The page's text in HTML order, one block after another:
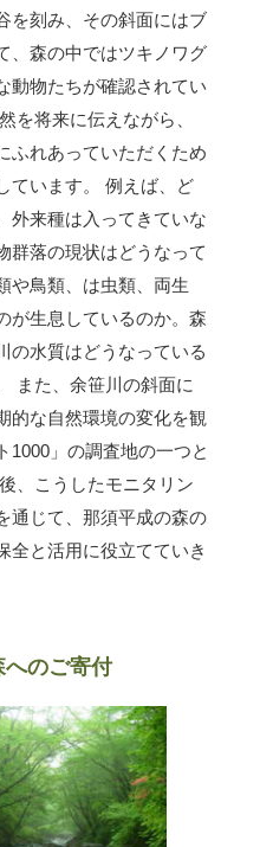
を刻み、その斜面にはブ
、森の中ではツキノワグ
動物たちが確認されてい
を将来に伝えながら、
ふれあっていただくため
ています。 例えば、ど
外来種は入ってきていな
群落の現状はどうなって
や鳥類、は虫類、両生
が生息しているのか。森
の水質はどうなっている
また、余笹川の斜面に
的な自然環境の変化を観
1000」の調査地の一つと
、こうしたモニタリン
通じて、那須平成の森の
全と活用に役立てていき
のご寄付